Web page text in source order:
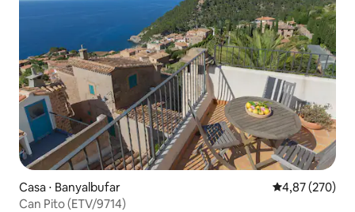
Casa ⋅ Banyalbufar 4,87 de uma
4,87 (270)
Can Pito (ETV/9714)